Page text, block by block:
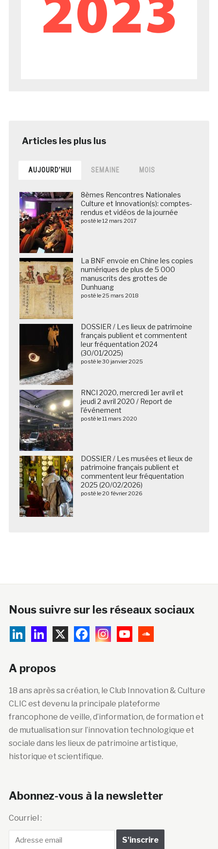
AUJOURD’HUI SEMAINE MOIS
8èmes Rencontres Nationales
Culture et Innovation(s): comptes-
rendus et vidéos de la journée
posté le 12 mars 2017
La BNF envoie en Chine les copies
numériques de plus de 5 000
manuscrits des grottes de
Dunhuang
posté le 25 mars 2018
DOSSIER / Les lieux de patrimoine
français publient et commentent
leur fréquentation 2024
(30/01/2025)
posté le 30 janvier 2025
RNCI 2020, mercredi 1er avril et
jeudi 2 avril 2020 / Report de
l’événement
posté le 11 mars 2020
DOSSIER / Les musées et lieux de
patrimoine français publient et
commentent leur fréquentation
2025 (20/02/2026)
posté le 20 février 2026
Nous suivre sur les réseaux sociaux
A propos
18 ans après sa création, le Club Innovation & Culture
CLIC est devenu la principale plateforme
francophone de veille, d’information, de formation et
de mutualisation sur l’innovation technologique et
sociale dans les lieux de patrimoine artistique,
historique et scientifique.
Abonnez-vous à la newsletter
Courriel :